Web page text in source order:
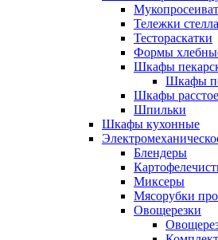
Тележки
Тестораскатки
Формы
Шкафы
Шкафы
Шкафы
Шпильки
Шкафы кухонные
Блендеры
Миксеры
Мясорубки
Овощерезки